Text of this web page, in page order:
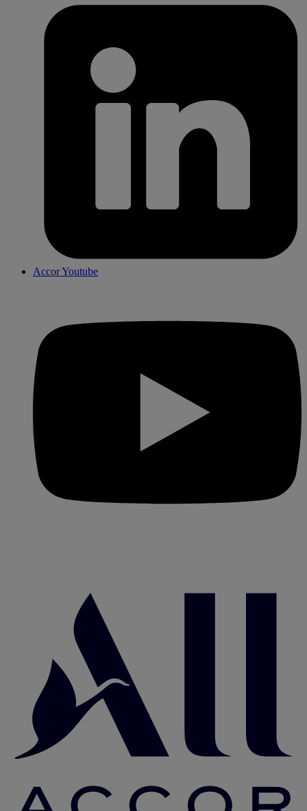
Accor Youtube